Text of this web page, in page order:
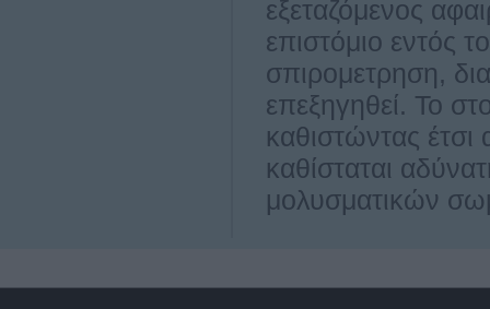
εξεταζόμενος
επιστόμιο εντός
σπιρομετρηση,
επεξηγηθεί. Το
καθιστώντας
καθίσταται
μολυσματικών